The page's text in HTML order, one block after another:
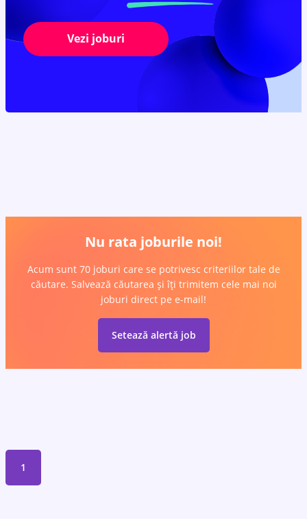
Vezi joburi
Nu rata joburile noi!
Acum sunt 70 joburi care se potrivesc criteriilor tale de
căutare. Salvează căutarea și îți trimitem cele mai noi
joburi direct pe e-mail!
Setează alertă job
1